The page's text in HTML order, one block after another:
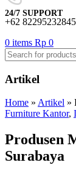
24/7 SUPPORT
+62 82295232845
0 items Rp 0
Artikel
Home » Artikel »
Furniture Kantor,
Produsen
Surabaya